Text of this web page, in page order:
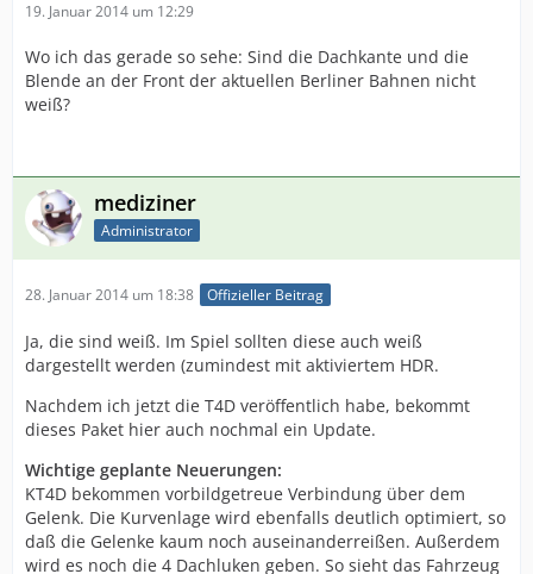
19. Januar 2014 um 12:29
Wo ich das gerade so sehe: Sind die Dachkante und die
Blende an der Front der aktuellen Berliner Bahnen nicht
weiß?
mediziner
Administrator
28. Januar 2014 um 18:38 Offizieller Beitrag
Ja, die sind weiß. Im Spiel sollten diese auch weiß
dargestellt werden (zumindest mit aktiviertem HDR.
Nachdem ich jetzt die T4D veröffentlich habe, bekommt
dieses Paket hier auch nochmal ein Update.
Wichtige geplante Neuerungen:
KT4D bekommen vorbildgetreue Verbindung über dem
Gelenk. Die Kurvenlage wird ebenfalls deutlich optimiert, so
daß die Gelenke kaum noch auseinanderreißen. Außerdem
wird es noch die 4 Dachluken geben. So sieht das Fahrzeug